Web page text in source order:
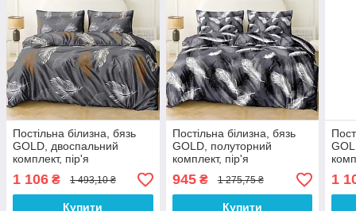
Постільна білизна, бязь
GOLD, двоспальний
комплект, пір'я
1 106 ₴ 1 493,10 ₴
Купити
Постільна білизна, бязь
GOLD, полуторний
комплект, пір'я
945₴ 1 275,75 ₴
Купити
1